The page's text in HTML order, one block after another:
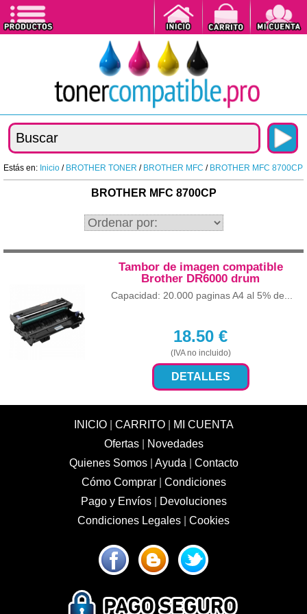
Estás en: Inicio / BROTHER TONER / BROTHER MFC / BROTHER MFC 8700CP
BROTHER MFC 8700CP
Tambor de imagen compatible
Brother DR6000 drum
Capacidad: 20.000 paginas A4 al 5% de...
18.50 €
(IVA no incluido)
DETALLES
INICIO| CARRITO|
MI CUENTA
Ofertas|
Novedades
Quienes Somos| Ayuda
Contacto
Cómo Comprar| Condiciones
Pago y Envíos|
Devoluciones
Condiciones Legales
Cookies